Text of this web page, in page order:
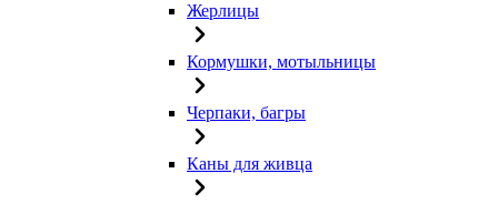
Жерлицы
Кормушки, мотыльницы
Черпаки, багры
Каны для живца